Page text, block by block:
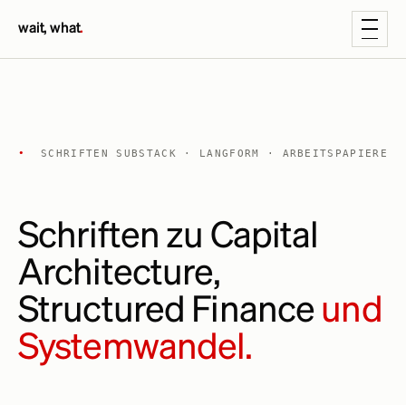
wait, what.
• SCHRIFTEN SUBSTACK · LANGFORM · ARBEITSPAPIERE
Schriften zu Capital
Architecture,
Structured Finance und
Systemwandel.